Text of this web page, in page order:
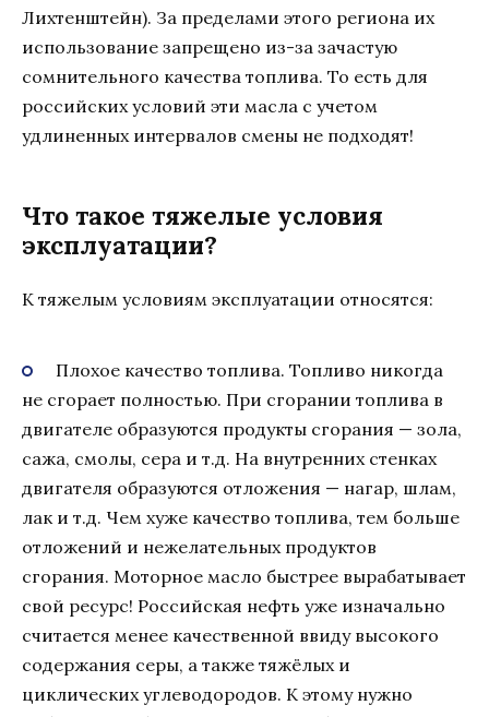
Лихтенштейн). За пределами этого региона их
использование запрещено из-за зачастую
сомнительного качества топлива. То есть для
российских условий эти масла с учетом
удлиненных интервалов смены не подходят!
Что такое тяжелые условия
эксплуатации?
К тяжелым условиям эксплуатации относятся:
Плохое качество топлива. Топливо никогда
не сгорает полностью. При сгорании топлива в
двигателе образуются продукты сгорания — зола,
сажа, смолы, сера и т.д. На внутренних стенках
двигателя образуются отложения — нагар, шлам,
лак и т.д. Чем хуже качество топлива, тем больше
отложений и нежелательных продуктов
сгорания. Моторное масло быстрее вырабатывает
свой ресурс! Российская нефть уже изначально
считается менее качественной ввиду высокого
содержания серы, а также тяжёлых и
циклических углеводородов. К этому нужно